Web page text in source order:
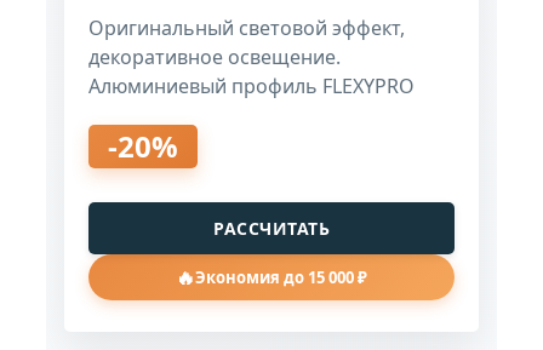
Оригинальный световой эффект,
декоративное освещение.
Алюминиевый профиль FLEXYPRO
-20%
РАССЧИТАТЬ
🔥Экономия до 15 000 ₽